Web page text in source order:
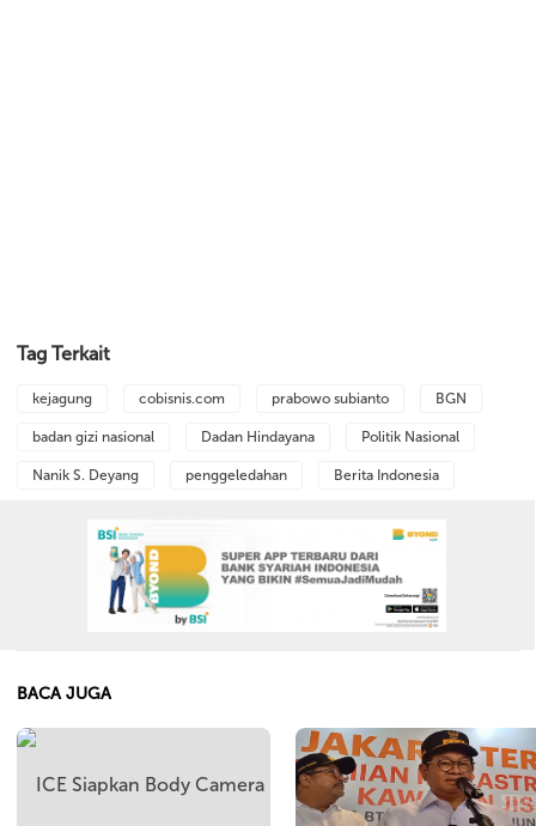
Tag Terkait
kejagung cobisnis.com prabowo subianto BGN
badan gizi nasional Dadan Hindayana Politik Nasional
Nanik S. Deyang penggeledahan Berita Indonesia
BACA JUGA